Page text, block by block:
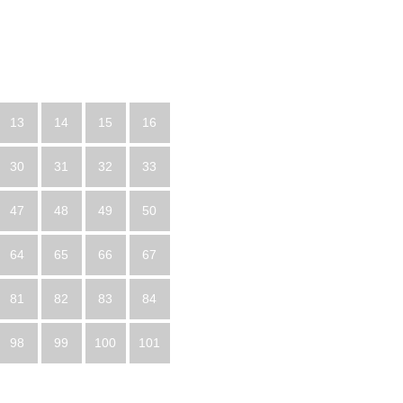
13 14 15 16
30 31 32 33
47 48 49 50
64 65 66 67
81 82 83 84
98 99 100 101